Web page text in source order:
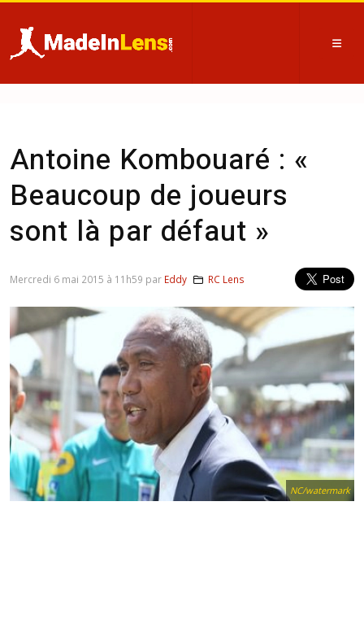
Antoine Kombouaré : «
Beaucoup de joueurs
sont là par défaut »
NC/watermark
Mercredi 6 mai 2015 à 11h59 par Eddy RC Lens